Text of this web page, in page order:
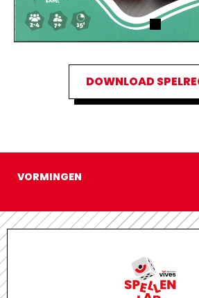
DOWNLOAD
VORMINGEN